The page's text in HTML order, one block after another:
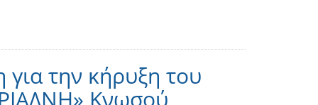
για την κήρυξη του
Κνωσού,